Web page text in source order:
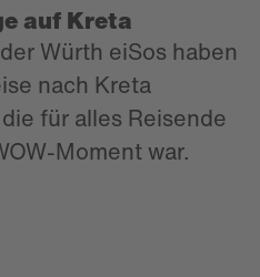
auf Kreta
Würth eiSos haben
nach Kreta
für alles Reisende
Moment war.